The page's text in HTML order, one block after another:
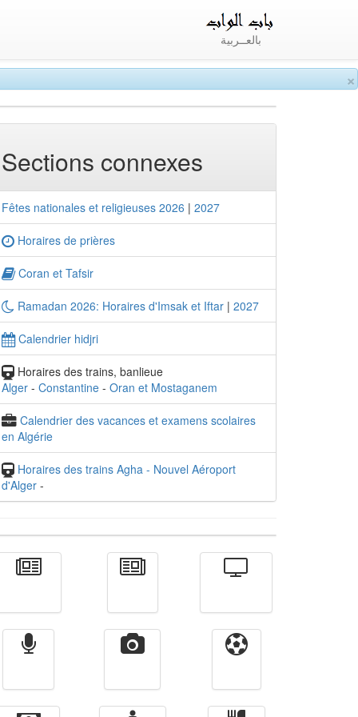
×
بالعــربية
Sections connexes
Fêtes nationales et religieuses 2026 | 2027
Horaires de prières
Coran et Tafsir
Ramadan 2026: Horaires d'Imsak et Iftar | 2027
Calendrier hidjri
Horaires des trains, banlieue
Alger - Constantine - Oran et Mostaganem
Calendrier des vacances et examens scolaires
en Algérie
Horaires des trains Agha - Nouvel Aéroport
d'Alger -